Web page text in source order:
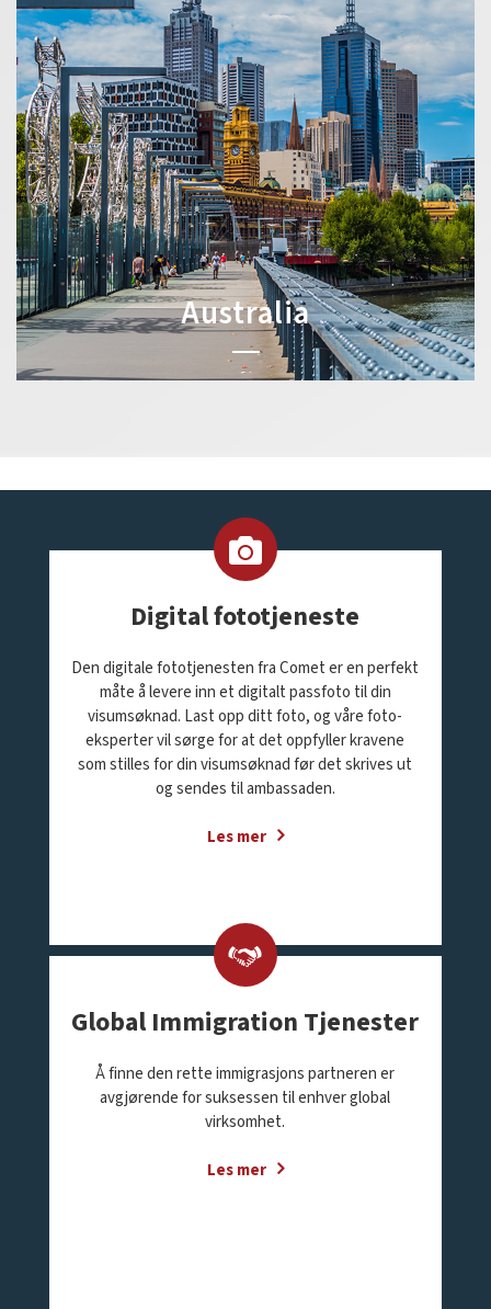
Australia
Digital fototjeneste
Den digitale fototjenesten fra Comet er en perfekt
måte å levere inn et digitalt passfoto til din
visumsøknad. Last opp ditt foto, og våre foto-
eksperter vil sørge for at det oppfyller kravene
som stilles for din visumsøknad før det skrives ut
og sendes til ambassaden.
Les mer
Global Immigration Tjenester
Å finne den rette immigrasjons partneren er
avgjørende for suksessen til enhver global
virksomhet.
Les mer